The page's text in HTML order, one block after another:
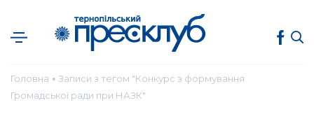
Головна ● Записи з тегом "Конкурс з формування
Громадської ради при НАЗК"